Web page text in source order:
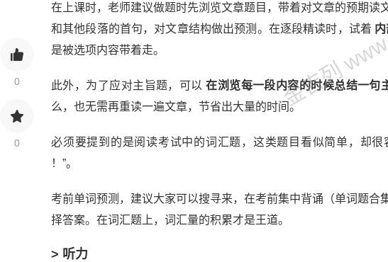
0
0
在上课时，老师建议做题时先浏览文章题目，带着对文章的预期
和其他段落的首句，对文章结构做出预测。在逐段精读时，试着
是被选项内容带着走。
此外，为了应对主旨题，可以在浏览每一段内容的时候总结一句
么，也无需再重读一遍文章，节省出大量的时间。
必须要提到的是阅读考试中的词汇题，这类题目看似简单，却
！”。
考前单词预测，建议大家可以搜寻来，在考前集中背诵（单词题
择答案。在词汇题上，词汇量的积累才是王道。
> 听力
金吉列